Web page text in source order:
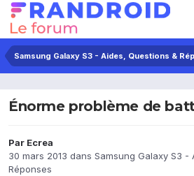
Samsung Galaxy S3 - Aides, Questions &
Énorme problème de
Par Ecrea
30 mars 2013 dans Samsung Galaxy S3 -
Réponses